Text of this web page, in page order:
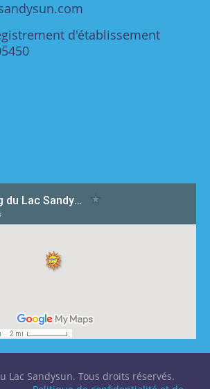
d'établissement
Lac Sandysun. Tous droits réservés.